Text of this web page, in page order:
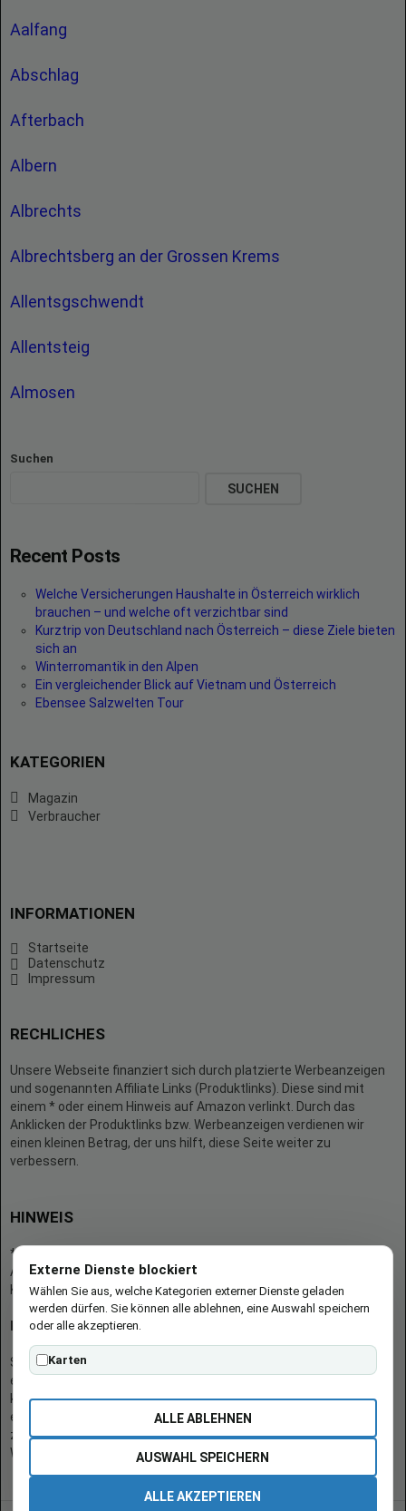
Aalfang
Abschlag
Afterbach
Albern
Albrechts
Albrechtsberg an der Grossen Krems
Allentsgschwendt
Allentsteig
Almosen
Suchen
SUCHEN
Recent Posts
Welche Versicherungen Haushalte in Österreich wirklich
brauchen – und welche oft verzichtbar sind
Kurztrip von Deutschland nach Österreich – diese Ziele bieten
sich an
Winterromantik in den Alpen
Ein vergleichender Blick auf Vietnam und Österreich
Ebensee Salzwelten Tour
KATEGORIEN
Magazin
Verbraucher
INFORMATIONEN
Startseite
Datenschutz
Impressum
RECHLICHES
Unsere Webseite finanziert sich durch platzierte Werbeanzeigen
und sogenannten Affiliate Links (Produktlinks). Diese sind mit
einem * oder einem Hinweis auf Amazon verlinkt. Durch das
Anklicken der Produktlinks bzw. Werbeanzeigen verdienen wir
einen kleinen Betrag, der uns hilft, diese Seite weiter zu
verbessern.
HINWEIS
* = Afilliate-Link (=Werbung)
Als Amazon-Partner verdient der Seitenbetreiber an qualifizierten
Käufen.
Hinweis zu Preisen und Verfügbarkeiten
Sofern Produktpreise und Verfügbarkeiten angezeigt werden,
entsprechen diese dem angegebenen Stand (Datum/Uhrzeit) und
können sich auf der verlinkten Seite jederzeit ändern. Für den Kauf
eines Produkts gelten die Angaben zu Preis und Verfügbarkeit, die
zum Kaufzeitpunkt [auf der/den maßgeblichen Amazon-
Website(s)] angezeigt werden.
Externe Dienste blockiert
Wählen Sie aus, welche Kategorien externer Dienste geladen
werden dürfen. Sie können alle ablehnen, eine Auswahl speichern
oder alle akzeptieren.
Karten
ALLE ABLEHNEN
AUSWAHL SPEICHERN
ALLE AKZEPTIEREN